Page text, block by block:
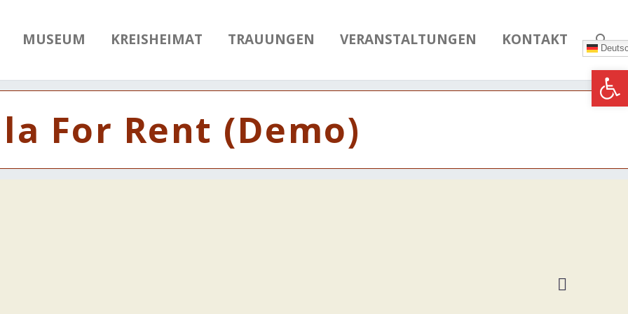
MUSEUM KREISHEIMAT TRAUUNGEN VERANSTALTUNGEN KONTAKT
For Rent (Demo)
